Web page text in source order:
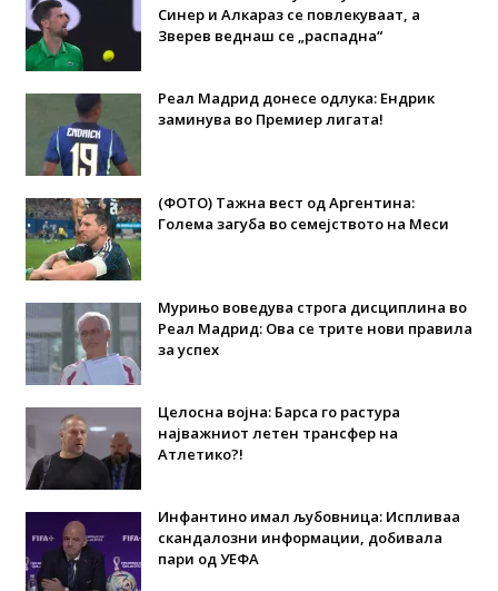
Синер и Алкараз се повлекуваат, а
Зверев веднаш се „распадна“
Реал Мадрид донесе одлука: Eндрик
заминува во Премиер лигата!
(ФОТО) Тажна вест од Аргентина:
Голема загуба во семејството на Меси
Мурињо воведува строга дисциплина во
Реал Мадрид: Ова се трите нови правила
за успех
Целосна војна: Барса го растура
најважниот летен трансфер на
Атлетико?!
Инфантино имал љубовница: Испливаа
скандалозни информации, добивала
пари од УЕФА